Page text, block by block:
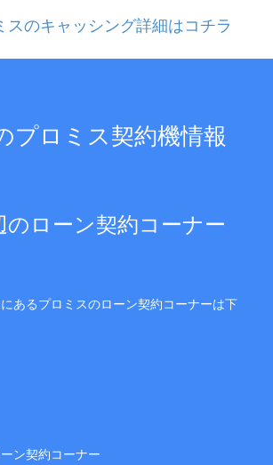
スのキャッシング詳細はコチラ
プロミス契約機情報
のローン契約コーナー
あるプロミスのローン契約コーナーは下
ン契約コーナー